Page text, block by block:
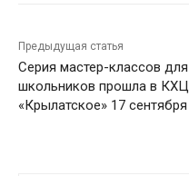
Предыдущая статья
Серия мастер-классов для
школьников прошла в КХЦ
«Крылатское» 17 сентября